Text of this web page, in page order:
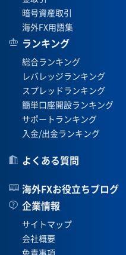
暗号資産取引
海外FX用語集
ランキング
総合ランキング
レバレッジランキング
スプレッドランキング
簡単口座開設ランキング
サポートランキング
入金/出金ランキング
よくある質問
海外FXお役立ちブログ
企業情報
サイトマップ
会社概要
免責事項